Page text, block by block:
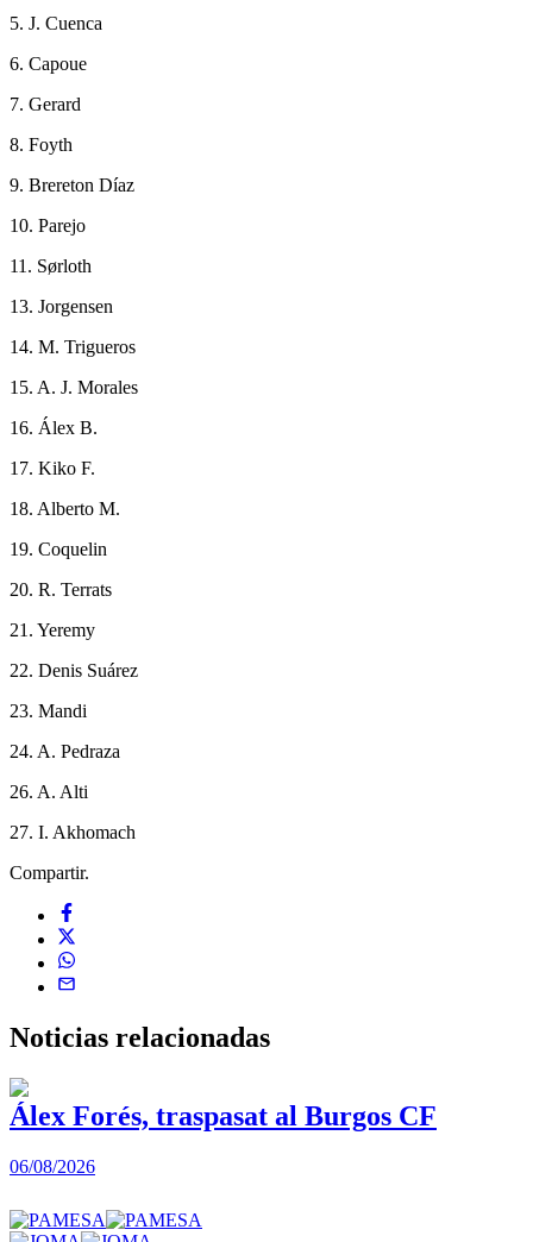
5. J. Cuenca
6. Capoue
7. Gerard
8. Foyth
9. Brereton Díaz
10. Parejo
11. Sørloth
13. Jorgensen
14. M. Trigueros
15. A. J. Morales
16. Álex B.
17. Kiko F.
18. Alberto M.
19. Coquelin
20. R. Terrats
21. Yeremy
22. Denis Suárez
23. Mandi
24. A. Pedraza
26. A. Alti
27. I. Akhomach
Compartir.
Noticias relacionadas
Álex Forés, traspasat al Burgos CF
06/08/2026